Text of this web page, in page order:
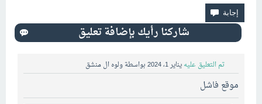
تم التعليق عليه يناير 1، 2024 بواسطة ولوه ال منشق
موقع فاشل